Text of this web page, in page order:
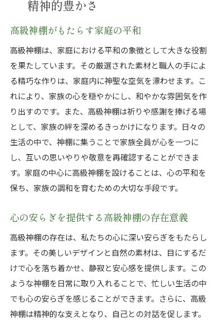
精神的豊かさ
高級神棚がもたらす家庭の平和
高級神棚は、家庭における平和の象徴として大きな役割
を果たしています。その厳選された素材と職人の手によ
る精巧な作りは、家庭内に神聖な空気を漂わせます。こ
れにより、家族の心を穏やかにし、和やかな雰囲気を作
り出すのです。また、高級神棚は祈りや感謝を捧げる場
として、家族の絆を深めるきっかけになります。日々の
生活の中で、神棚に集うことで家族全員が心を一つに
し、互いの思いやりや敬意を再確認することができま
す。家庭の中心に高級神棚を設けることは、心の平和を
保ち、家族の調和を育むための大切な手段です。
心の安らぎを提供する高級神棚の存在意義
高級神棚の存在は、私たちの心に深い安らぎをもたらし
ます。その美しいデザインと自然の素材は、目にするだ
けで心を落ち着かせ、静寂と安心感を提供します。この
ような神棚を日常に取り入れることで、忙しい生活の中
でも心の安らぎを感じることができます。さらに、高級
神棚は精神的な支えとなり、自己との対話を促します。